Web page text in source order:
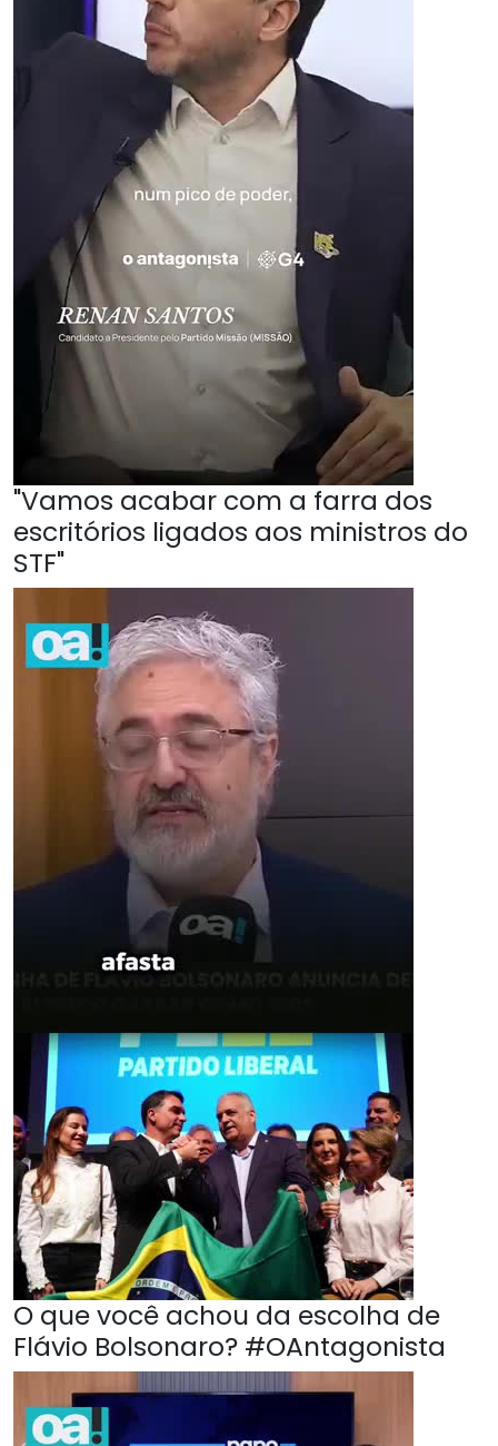
"Vamos acabar com a farra dos
escritórios ligados aos ministros do
STF"
O que você achou da escolha de
Flávio Bolsonaro? #OAntagonista